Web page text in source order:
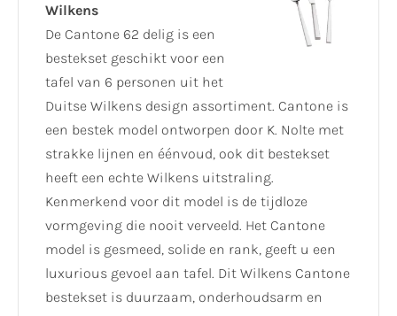
Wilkens
De Cantone 62 delig is een
bestekset geschikt voor een
tafel van 6 personen uit het
Duitse Wilkens design assortiment. Cantone is
een bestek model ontworpen door K. Nolte met
strakke lijnen en éénvoud, ook dit bestekset
heeft een echte Wilkens uitstraling.
Kenmerkend voor dit model is de tijdloze
vormgeving die nooit verveeld. Het Cantone
model is gesmeed, solide en rank, geeft u een
luxurious gevoel aan tafel. Dit Wilkens Cantone
bestekset is duurzaam, onderhoudsarm en